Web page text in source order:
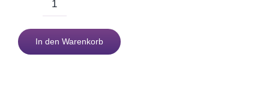
Super
Mario
In den Warenkorb